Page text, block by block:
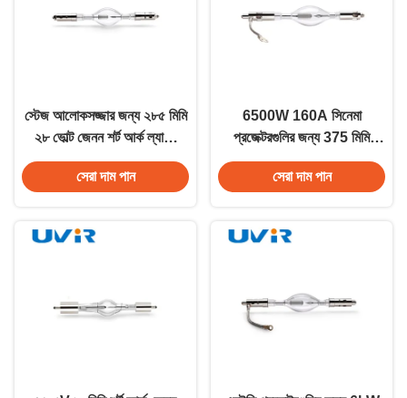
স্টেজ আলোকসজ্জার জন্য ২৮৫ মিমি
২৮ ভোল্ট জেনন শর্ট আর্ক ল্যাম্প
৭৫০০০lm
সেরা দাম পান
6500W 160A সিনেমা
প্রজেক্টরগুলির জন্য 375 মিমি
Xenon শর্ট আর্ক ল্যাম্প
সেরা দাম পান